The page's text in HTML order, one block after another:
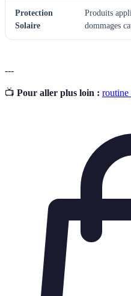
Protection
Solaire
Produits
dommages
---
📺 Pour aller plus loin : routine